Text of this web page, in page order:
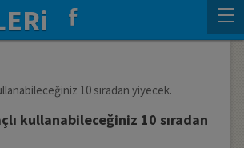
10 sıradan yiyecek.
kullanabileceğiniz 10 sıradan